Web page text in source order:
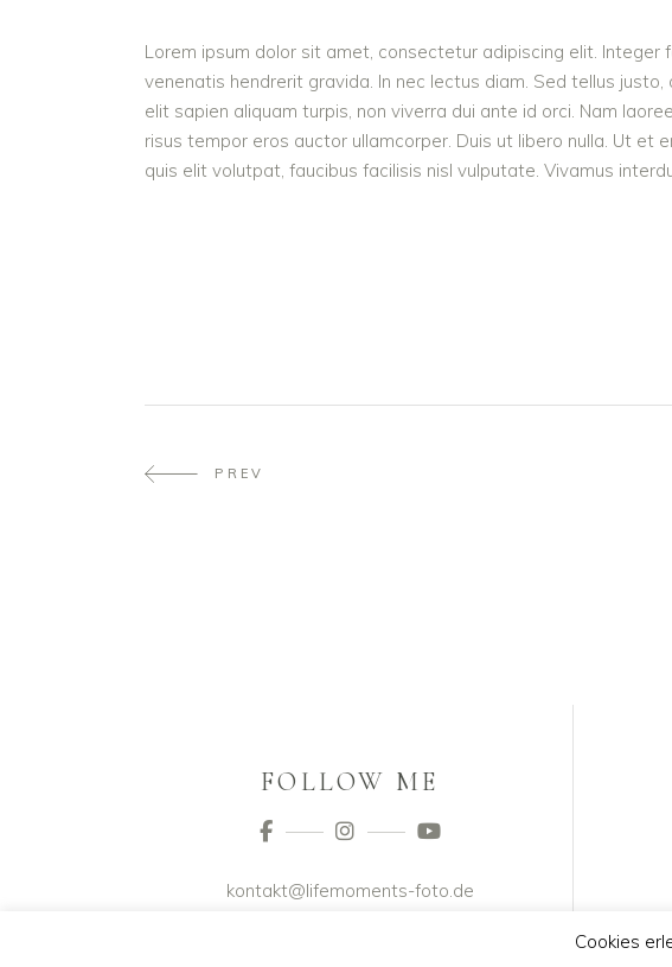
Lorem ipsum dolor sit amet, consectetur adipiscing elit. Integer
venenatis hendrerit gravida. In nec lectus diam. Sed tellus
elit sapien aliquam turpis, non viverra dui ante id orci. Nam
risus tempor eros auctor ullamcorper. Duis ut libero nulla. Ut et
quis elit volutpat, faucibus facilisis nisl vulputate. Vivamus
PREV
FOLLOW ME
kontakt@lifemoments-foto.de
Cookies